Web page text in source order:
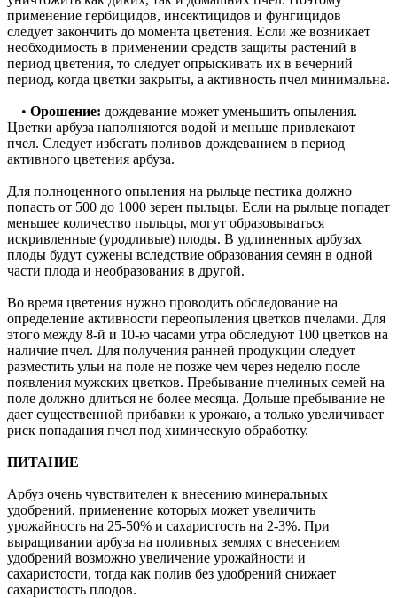
применение гербицидов, инсектицидов и фунгицидов
следует закончить до момента цветения. Если же возникает
необходимость в применении средств защиты растений в
период цветения, то следует опрыскивать их в вечерний
период, когда цветки закрыты, а активность пчел минимальна.
• Орошение: дождевание может уменьшить опыления.
Цветки арбуза наполняются водой и меньше привлекают
пчел. Следует избегать поливов дождеванием в период
активного цветения арбуза.
Для полноценного опыления на рыльце пестика должно
попасть от 500 до 1000 зерен пыльцы. Если на рыльце попадет
меньшее количество пыльцы, могут образовываться
искривленные (уродливые) плоды. В удлиненных арбузах
плоды будут сужены вследствие образования семян в одной
части плода и необразования в другой.
Во время цветения нужно проводить обследование на
определение активности переопыления цветков пчелами. Для
этого между 8-й и 10-ю часами утра обследуют 100 цветков на
наличие пчел. Для получения ранней продукции следует
разместить ульи на поле не позже чем через неделю после
появления мужских цветков. Пребывание пчелиных семей на
поле должно длиться не более месяца. Дольше пребывание не
дает существенной прибавки к урожаю, а только увеличивает
риск попадания пчел под химическую обработку.
ПИТАНИЕ
Арбуз очень чувствителен к внесению минеральных
удобрений, применение которых может увеличить
урожайность на 25-50% и сахаристость на 2-3%. При
выращивании арбуза на поливных землях с внесением
удобрений возможно увеличение урожайности и
сахаристости, тогда как полив без удобрений снижает
сахаристость плодов.